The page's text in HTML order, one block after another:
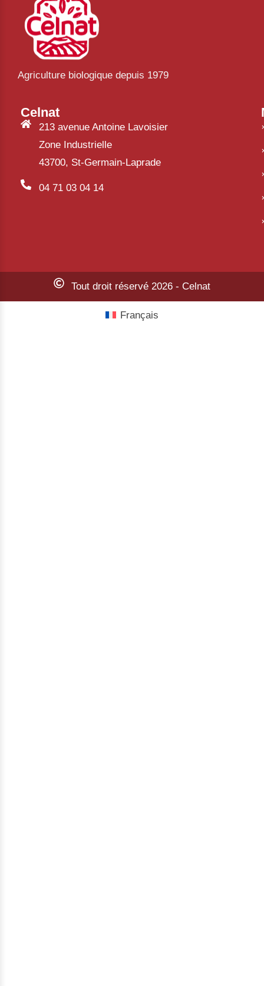
Agriculture biologique depuis 1979
Celnat
213 avenue Antoine Lavoisier
Zone Industrielle
43700, St-Germain-Laprade
04 71 03 04 14
Tout droit réservé 2026 - Celnat
Français